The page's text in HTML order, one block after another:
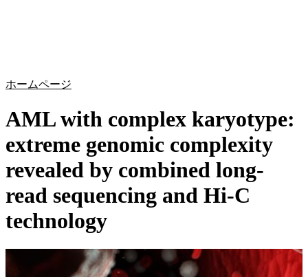
ホームページ
AML with complex karyotype:
extreme genomic complexity
revealed by combined long-
read sequencing and Hi-C
technology